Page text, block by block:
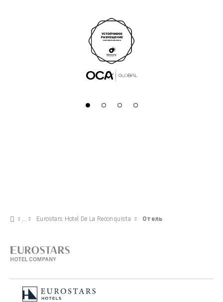
Eurostars Hotel De La Reconquista Отель